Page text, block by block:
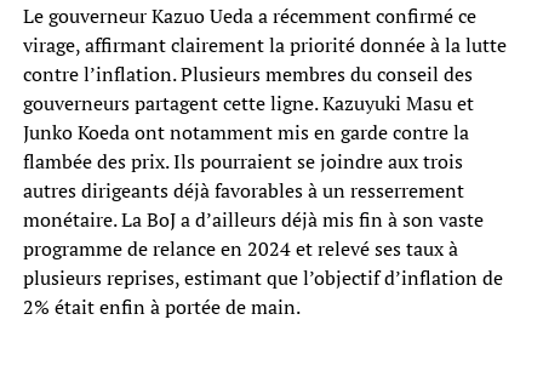
Le gouverneur Kazuo Ueda a récemment confirmé ce
virage, affirmant clairement la priorité donnée à la lutte
contre l’inflation. Plusieurs membres du conseil des
gouverneurs partagent cette ligne. Kazuyuki Masu et
Junko Koeda ont notamment mis en garde contre la
flambée des prix. Ils pourraient se joindre aux trois
autres dirigeants déjà favorables à un resserrement
monétaire. La BoJ a d’ailleurs déjà mis fin à son vaste
programme de relance en 2024 et relevé ses taux à
plusieurs reprises, estimant que l’objectif d’inflation de
2% était enfin à portée de main.